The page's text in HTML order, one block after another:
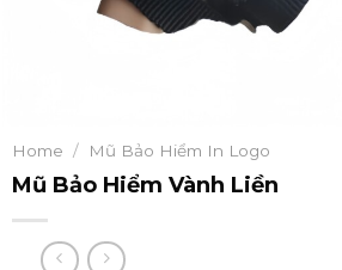
Home / Mũ Bảo Hiểm In Logo
Mũ Bảo Hiểm Vành Liền